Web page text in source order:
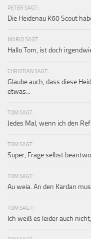
PETER SAGT:
Die Heidenau K60 Scout
MARIO SAGT:
Hallo Tom, ist doch
CHRISTIAN SAGT:
Glaube auch, dass diese
etwas...
TOM SAGT:
Jedes Mal, wenn ich den
TOM SAGT:
Super, Frage selbst
TOM SAGT:
Au weia. An den Kardan
TOM SAGT:
Ich weiß es leider auch